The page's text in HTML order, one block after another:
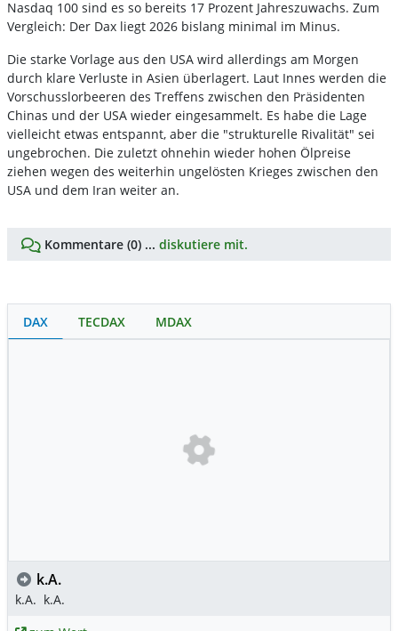
Nasdaq 100 sind es so bereits 17 Prozent Jahreszuwachs. Zum
Vergleich: Der Dax liegt 2026 bislang minimal im Minus.
Die starke Vorlage aus den USA wird allerdings am Morgen
durch klare Verluste in Asien überlagert. Laut Innes werden die
Vorschusslorbeeren des Treffens zwischen den Präsidenten
Chinas und der USA wieder eingesammelt. Es habe die Lage
vielleicht etwas entspannt, aber die "strukturelle Rivalität" sei
ungebrochen. Die zuletzt ohnehin wieder hohen Ölpreise
ziehen wegen des weiterhin ungelösten Krieges zwischen den
USA und dem Iran weiter an.
Kommentare (0) ... diskutiere mit.
DAX TECDAX MDAX
k.A.
k.A. k.A.